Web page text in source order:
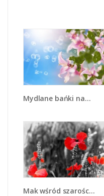
Mydlane bańki nad kwiatami - K669
Mak wśród szarości - K962